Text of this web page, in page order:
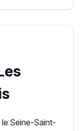
Seine-Saint-